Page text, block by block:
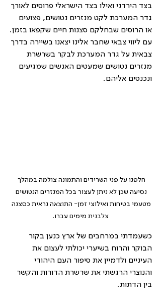
בצד הירדני ואילו בצד הישראלי פרוסים לאורך
גדר המערכת לקט מנזרים נטושים, פצועים
או הרוסים שבחלקם סצנות חיים שקפאו בזמן.
עם ליווי צבאי שחבר אלינו יצאנו בשיירה בדרך
צבאית על גדר המערכת לבקר בשרשרת
מנזרים נטושים שמעטים האנשים שמגיעים
ונכנסים אליהם.
חלפנו על פני השרידים והתמונה צולמה במהלך
נסיעה שכן לא ניתן לעצור בכל המנזרים הנטושים
מטעמי בטיחות ואילוצי זמן- התוצאה נראית כסצנה
צלבנית מימים עברו.
כשעמדתי במרחבים של ארץ כנען בקור
הבוקר והרוח בשיערי יכולתי לעצום את
העיניים ולדמיין את סיפור העם היהודי
והנוצרי הרגשתי את שרשרת הדורות והקשר
בין הדתות.